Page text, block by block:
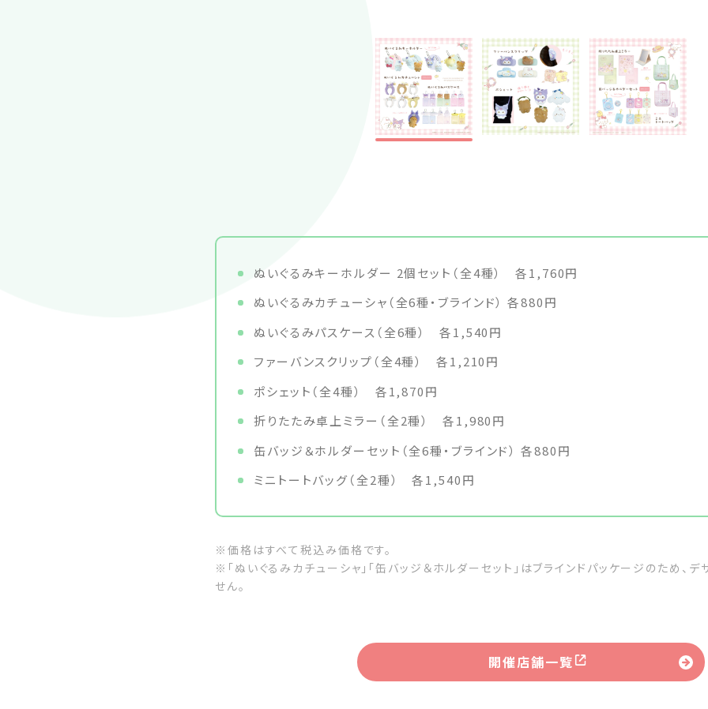
ぬいぐるみキーホルダー 2個セット（全4種） 各1,760円
ぬいぐるみカチューシャ（全6種・ブラインド） 各880円
ぬいぐるみパスケース（全6種） 各1,540円
ファーバンスクリップ（全4種） 各1,210円
ポシェット（全4種） 各1,870円
折りたたみ卓上ミラー（全2種） 各1,980円
缶バッジ＆ホルダーセット（全6種・ブラインド） 各880円
ミニトートバッグ（全2種） 各1,540円
※価格はすべて税込み価格です。
※「ぬいぐるみカチューシャ」「缶バッジ＆ホルダーセット」はブラインドパッケージのため、
せん。
開催店舗一覧